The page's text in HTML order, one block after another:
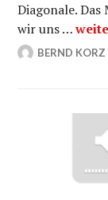
Diagonale.
wir uns …
BERND KORZ